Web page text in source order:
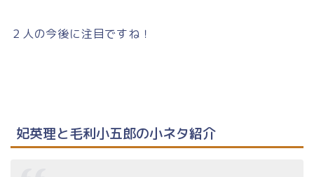
２人の今後に注目ですね！
妃英理と毛利小五郎の小ネタ紹介